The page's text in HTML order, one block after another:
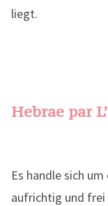
liegt.
Hebrae par
Es handle sich
aufrichtig und frei